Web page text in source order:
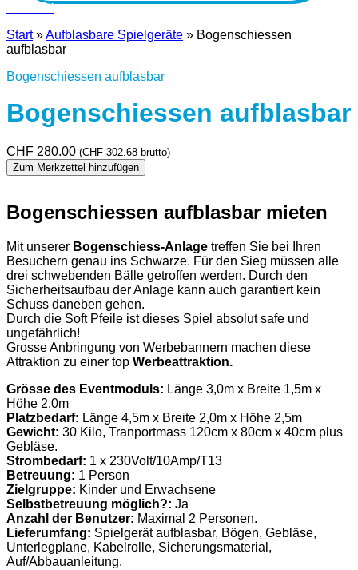
Kontakt
Start»Aufblasbare Spielgeräte » Bogenschiessen
aufblasbar
Bogenschiessen aufblasbar
Bogenschiessen aufblasbar
CHF 280.00 (CHF 302.68 brutto)
Zum Merkzettel hinzufügen
Bogenschiessen aufblasbar mieten
Mit unserer Bogenschiess-Anlage treffen Sie bei Ihren
Besuchern genau ins Schwarze. Für den Sieg müssen alle
drei schwebenden Bälle getroffen werden. Durch den
Sicherheitsaufbau der Anlage kann auch garantiert kein
Schuss daneben gehen.
Durch die Soft Pfeile ist dieses Spiel absolut safe und
ungefährlich!
Grosse Anbringung von Werbebannern machen diese
Attraktion zu einer top Werbeattraktion.
Grösse des Eventmoduls: Länge 3,0m x Breite 1,5m x
Höhe 2,0m
Platzbedarf: Länge 4,5m x Breite 2,0m x Höhe 2,5m
Gewicht: 30 Kilo, Tranportmass 120cm x 80cm x 40cm plus
Gebläse.
Strombedarf: 1 x 230Volt/10Amp/T13
Betreuung: 1 Person
Zielgruppe: Kinder und Erwachsene
Selbstbetreuung möglich?: Ja
Anzahl der Benutzer: Maximal 2 Personen.
Lieferumfang: Spielgerät aufblasbar, Bögen, Gebläse,
Unterlegplane, Kabelrolle, Sicherungsmaterial,
Auf/Abbauanleitung.